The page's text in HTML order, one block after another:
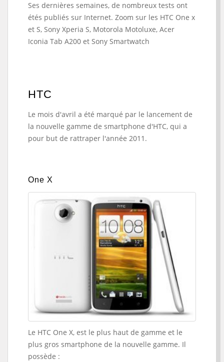
Ses dernières semaines, de nombreux tests ont
étés publiés sur Internet. Zoom sur les HTC One x
et S, Sony Xperia S, Motorola Motoluxe, Acer
Iconia Tab A200 et Sony Smartwatch
HTC
Le mois d'avril a été marqué par le lancement de
la nouvelle gamme de smartphone d'HTC, qui a
pour but de rattraper l'année 2011.
One X
Le HTC One X, est le plus haut de gamme et le
plus gros smartphone de la nouvelle gamme. Il
possède :